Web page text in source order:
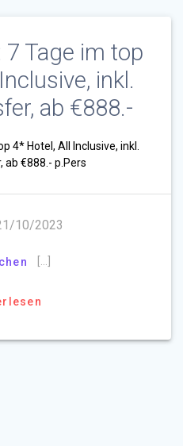
7 Tage im top
inkl.
ab €888.-
4* Hotel, All Inclusive, inkl.
ab €888.- p.Pers
10/2023
[…]